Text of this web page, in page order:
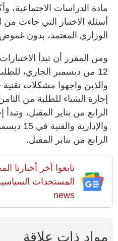
مادة الدراسات الاجتماعية،
أسئلة الاختبار التي جاءت
الوزاري المعتمد، بدون غموض
ومن المقرر أن تبدأ
12 من ديسمبر الجاري،
والذين واجهوا مشكلات تقنية
إجازة الشتاء للطلبة من
الرابع من يناير المقبل، وتبدأ
الرابع من يناير المقبل.
تابعوا آخر أخبارنا
news
مواد ذات علاقة